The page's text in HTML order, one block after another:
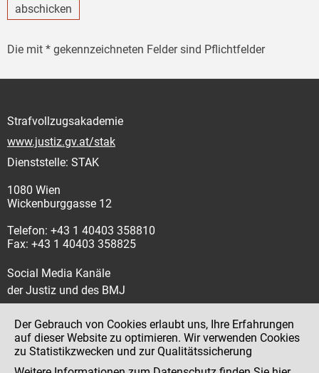
abschicken
Die mit * gekennzeichneten Felder sind Pflichtfelder
Strafvollzugsakademie
www.justiz.gv.at/stak
Dienststelle: STAK
1080 Wien
Wickenburggasse 12
Telefon: +43 1 40403 358810
Fax: +43 1 40403 358825
Social Media Kanäle
der Justiz und des BMJ
Impressum
Der Gebrauch von Cookies erlaubt uns, Ihre Erfahrungen
auf dieser Website zu optimieren. Wir verwenden Cookies
zu Statistikzwecken und zur Qualitätssicherung